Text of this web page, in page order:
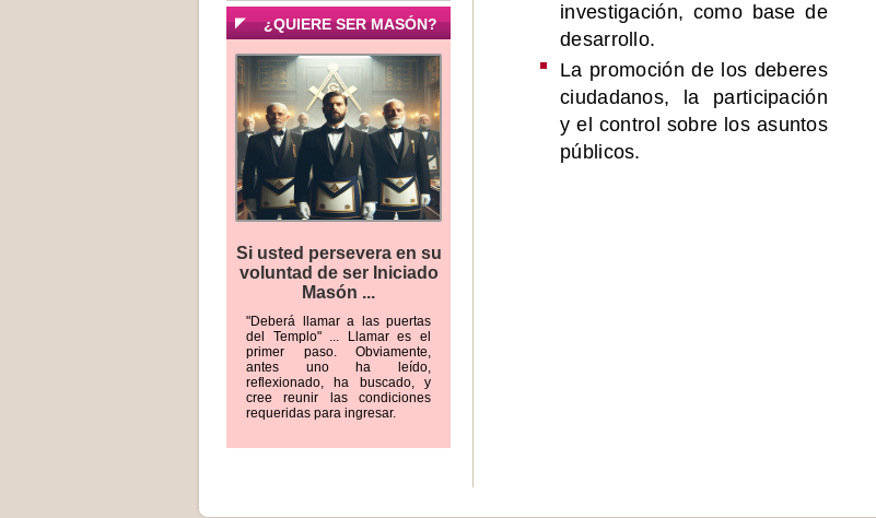
investigación, como base de
desarrollo.
La promoción de los deberes
ciudadanos, la participación
y el control sobre los asuntos
públicos.
¿QUIERE SER MASÓN?
Si usted persevera en su
voluntad de ser Iniciado
Masón ...
"Deberá llamar a las puertas
del Templo" ... Llamar es el
primer paso. Obviamente,
antes uno ha leído,
reflexionado, ha buscado, y
cree reunir las condiciones
requeridas para ingresar.